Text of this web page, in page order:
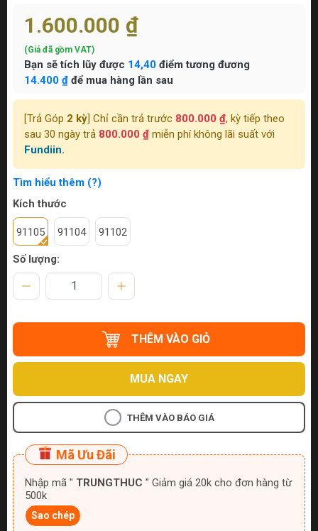
1.600.000 ₫
(Giá đã gồm VAT)
Bạn sẽ tích lũy được 14,40 điểm tương đương
14.400 ₫ để mua hàng lần sau
[Trả Góp 2 kỳ ] Chỉ cần trả trước 800.000 ₫, kỳ tiếp theo
sau 30 ngày trả 800.000 ₫ miễn phí không lãi suất với
Fundiin.
Tìm hiểu thêm (?)
Kích thước
91105 91104 91102
Số lượng:
THÊM VÀO GIỎ
MUA NGAY
THÊM VÀO BÁO GIÁ
Mã Ưu Đãi
Nhập mã " TRUNGTHUC " Giảm giá 20k cho đơn hàng từ
500k
Sao chép